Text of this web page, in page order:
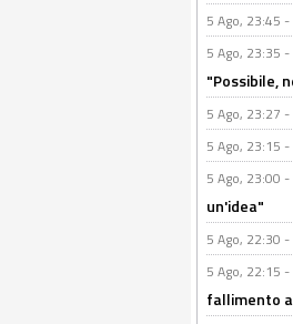
5 Ago, 23:45 -
5 Ago, 23:35 -
"Possibile,
5 Ago, 23:27 -
5 Ago, 23:15 -
5 Ago, 23:00 -
un'idea"
5 Ago, 22:30 -
5 Ago, 22:15 -
fallimento